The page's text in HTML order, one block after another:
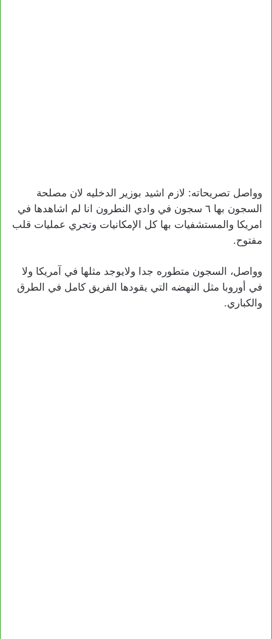
وواصل تصريحاته: لازم اشيد بوزير الدخليه لان مصلحة
السجون بها ٦ سجون في وادي النطرون انا لم اشاهدها في
امريكا والمستشفيات بها كل الإمكانيات وتجري عمليات قلب
مفتوح.
وواصل، السجون متطوره جدا ولايوجد مثلها في آمريكا ولا
في أوروبا مثل النهضه التي يقودها الفريق كامل في الطرق
والكباري.